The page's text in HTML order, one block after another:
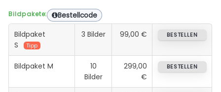
Bildpakete: Bestellcode
Bildpaket
S
Tipp
3 Bilder 99,00 € BESTELLEN
Bildpaket M
10
Bilder
299,00
€
BESTELLEN